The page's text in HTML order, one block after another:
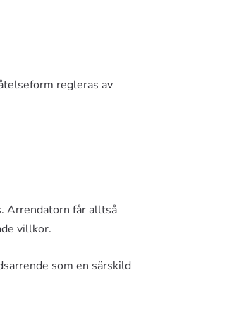
regleras av
Arrendatorn får alltså
villkor.
som en särskild